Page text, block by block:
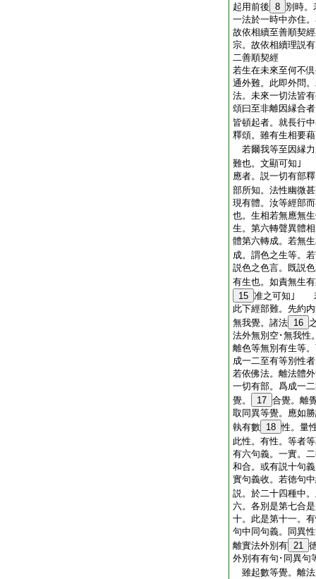
起用前後 8 別時。
一法於一時中亦住
故依相續至善順契
宗。故依相續理説
二善順契經
若生在未來至何不
通外難。此即外問
法。未來一切法皆
頌曰至非離因縁
皆頓起者。就長行
釋頌。雖有生相要
若爾我等至因縁
難也。文顯可知｣
應者。説一切有部
部所知。法性幽微
現有體。汝等經部
也。生相若無應無
生。第六轉聲異體
體第六轉成。若無
成。謂色之生等。
説色之色言。既説
有生也。如責無生
15 准之可知｣
此下經部難。先約
無我覺。諸法 16
法外無別空･無我性
離色等無別有生
成一二至有等別性
若依佛法。離法體
一切有部。爲成一
覺。
17 合覺。離
取同異等覺。應如
執有數 18 性。量
此性。有性。等者
有六句義。一實。
和合。或有説十句
實句義收。若徳句
説。於二十四種中
六。各別是第七合
十。此是第十一。
句中同句義。同異
離實法外別有 21
外別有有句･同異句
雖起數等覺。離